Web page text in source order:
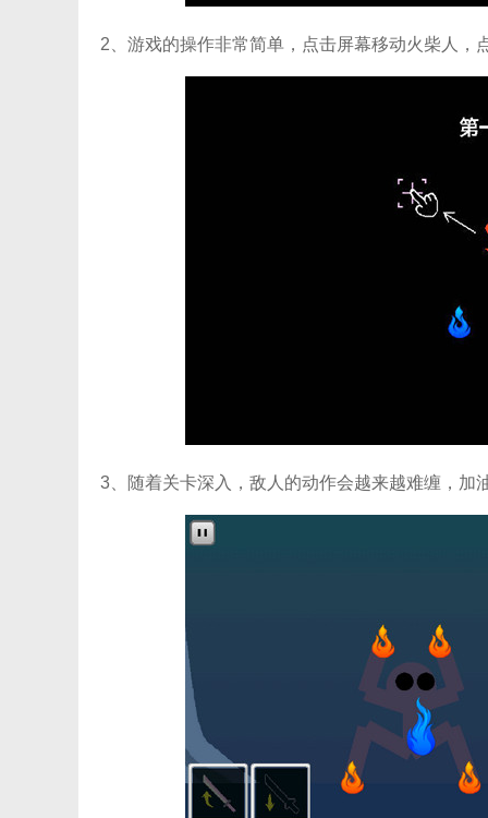
2、游戏的操作非常简单，点击屏幕移动火柴人，
3、随着关卡深入，敌人的动作会越来越难缠，加